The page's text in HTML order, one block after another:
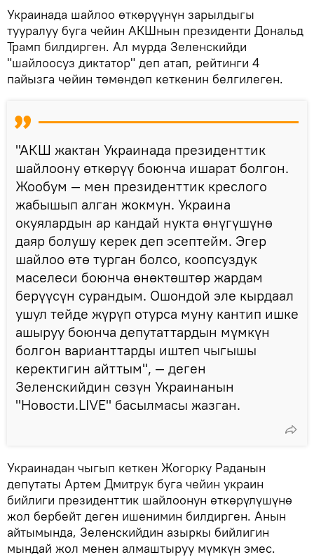
Украинада шайлоо өткөрүүнүн зарылдыгы
тууралуу буга чейин АКШнын президенти Дональд
Трамп билдирген. Ал мурда Зеленскийди
"шайлоосуз диктатор" деп атап, рейтинги 4
пайызга чейин төмөндөп кеткенин белгилеген.
"АКШ жактан Украинада президенттик
шайлоону өткөрүү боюнча ишарат болгон.
Жообум — мен президенттик креслого
жабышып алган жокмун. Украина
окуялардын ар кандай нукта өнүгүшүнө
даяр болушу керек деп эсептейм. Эгер
шайлоо өтө турган болсо, коопсуздук
маселеси боюнча өнөктөштөр жардам
берүүсүн сурандым. Ошондой эле кырдаал
ушул тейде жүрүп отурса муну кантип ишке
ашыруу боюнча депутаттардын мүмкүн
болгон варианттарды иштеп чыгышы
керектигин айттым", — деген
Зеленскийдин сөзүн Украинанын
"Новости.LIVE" басылмасы жазган.
Украинадан чыгып кеткен Жогорку Раданын
депутаты Артем Дмитрук буга чейин украин
бийлиги президенттик шайлоонун өткөрүлүшүнө
жол бербейт деген ишенимин билдирген. Анын
айтымында, Зеленскийдин азыркы бийлигин
мындай жол менен алмаштыруу мүмкүн эмес.